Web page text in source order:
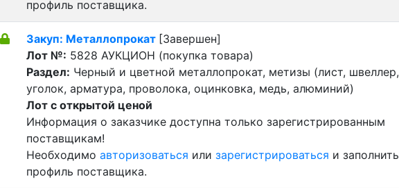
профиль поставщика.
Закуп: Металлопрокат [Завершен]
Лот №: 5828 АУКЦИОН (покупка товара)
Раздел: Черный и цветной металлопрокат, метизы (лист, швеллер,
уголок, арматура, проволока, оцинковка, медь, алюминий)
Лот с открытой ценой
Информация о заказчике доступна только зарегистрированным
поставщикам!
Необходимо авторизоваться или зарегистрироваться и заполнить
профиль поставщика.